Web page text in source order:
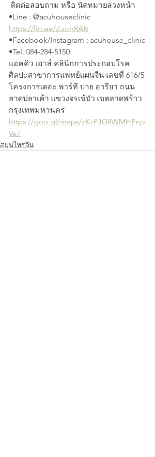
ติดต่อสอบถาม หรือ นัดหมายล่วงหน้า
•Line : @acuhouseclinic
https://lin.ee/ZuohRAB
•Facebook/Instagram : acuhouse_clinic
•Tel. 084-284-5150
แอคคิว เฮาส์ คลินิกการประกอบโรค
ศิลปะสาขาการแพทย์แผนจีน เลขที่ 616/5
โครงการเดอะ พาร์ที บาย อารียา ถนน
ลาดปลาเค้า แขวงจรเข้บัว เขตลาดพร้าว
กรุงเทพมหานคร
https://goo.gl/maps/zKzPJG8WMHPnjv
Ve7
สมุนไพรจีน